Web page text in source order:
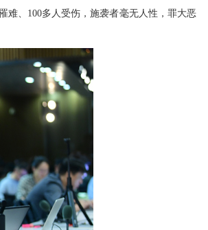
难、100多人受伤，施袭者毫无人性，罪大恶